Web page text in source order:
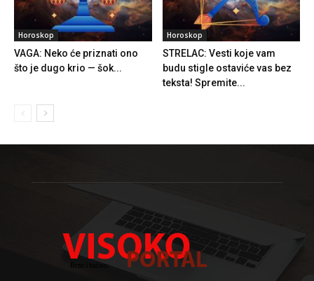
Horoskop
VAGA: Neko će priznati ono
što je dugo krio — šok...
Horoskop
STRELAC: Vesti koje vam
budu stigle ostaviće vas bez
teksta! Spremite...